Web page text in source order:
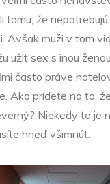
tomu, že
Avšak muži v tom
užiť sex s inou
často práve
Ako prídete na to,
Niekedy to je
hneď všimnúť.